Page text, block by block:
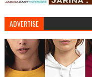
ADVERTISE